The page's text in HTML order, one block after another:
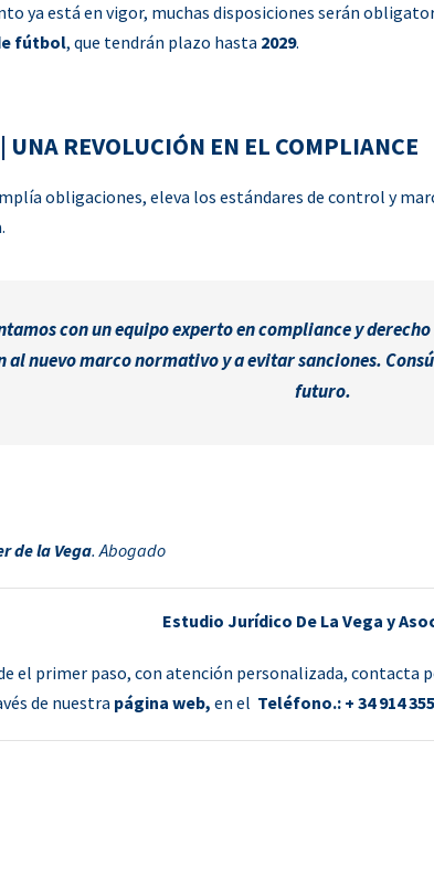
ya está en vigor, muchas disposiciones serán
fútbol, que tendrán plazo hasta 2029.
UNA REVOLUCIÓN EN EL COMPLIANCE
obligaciones, eleva los estándares de control y
con un equipo experto en compliance y
al nuevo marco normativo y a evitar sanciones.
futuro.
de la Vega. Abogado
Estudio Jurídico De La Vega y
el primer paso, con atención personalizada, contacta
de nuestra página web, en el Teléfono.: + 34 914